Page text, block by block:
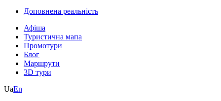
Доповнена реальність
Афіша
Туристична мапа
Промотури
Блог
Маршрути
3D тури
UaEn